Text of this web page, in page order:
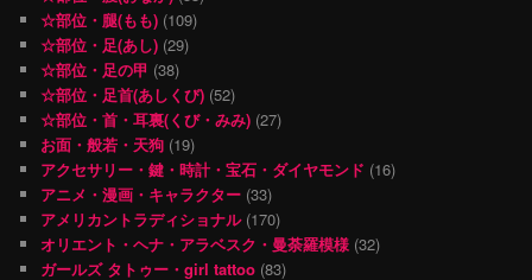
☆部位・腿(もも) (109)
☆部位・足(あし) (29)
☆部位・足の甲 (38)
☆部位・足首(あしくび) (52)
☆部位・首・耳裏(くび・みみ) (27)
お面・般若・天狗 (19)
アクセサリー・鍵・時計・宝石・ダイヤモンド (16)
アニメ・漫画・キャラクター (33)
アメリカントラディショナル(170)
オリエント・ヘナ・アラベスク・曼荼羅模様 (32)
ガールズ タトゥー・girl tattoo (83)